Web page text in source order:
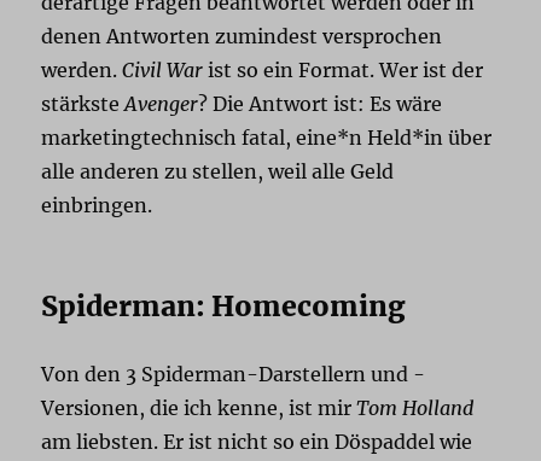
denen Antworten zumindest versprochen
werden.Civil War ist so ein Format. Wer ist der
stärksteAvenger? Die Antwort ist: Es wäre
marketingtechnisch fatal, eine*n Held*in über
alle anderen zu stellen, weil alle Geld
einbringen.
Spiderman: Homecoming
Von den 3 Spiderman-Darstellern und -
Versionen, die ich kenne, ist mirTom Holland
am liebsten. Er ist nicht so ein Döspaddel wie